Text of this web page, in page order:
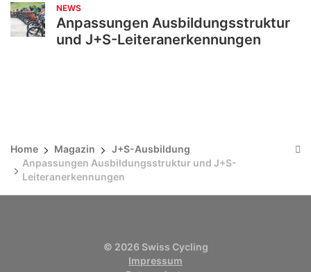
NEWS
Anpassungen Ausbildungsstruktur
und J+S-Leiteranerkennungen
Home Magazin
J+S-Ausbildung
Anpassungen Ausbildungsstruktur und J+S-
Leiteranerkennungen
© 2026 Swiss Cycling
Impressum